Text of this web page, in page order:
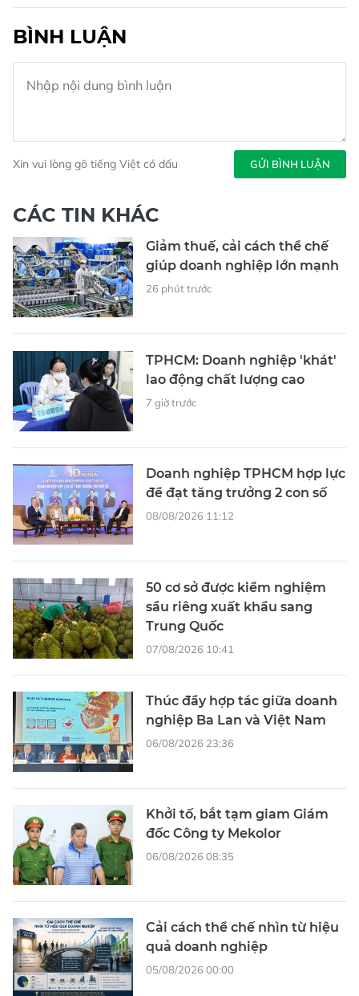
BÌNH LUẬN
Xin vui lòng gõ tiếng Việt có dấu GỬI BÌNH LUẬN
CÁC TIN KHÁC
Giảm thuế, cải cách thể chế
giúp doanh nghiệp lớn mạnh
26 phút trước
TPHCM: Doanh nghiệp 'khát'
lao động chất lượng cao
7 giờ trước
Doanh nghiệp TPHCM hợp lực
để đạt tăng trưởng 2 con số
08/08/2026 11:12
50 cơ sở được kiểm nghiệm
sầu riêng xuất khẩu sang
Trung Quốc
07/08/2026 10:41
Thúc đẩy hợp tác giữa doanh
nghiệp Ba Lan và Việt Nam
06/08/2026 23:36
Khởi tố, bắt tạm giam Giám
đốc Công ty Mekolor
06/08/2026 08:35
Cải cách thể chế nhìn từ hiệu
quả doanh nghiệp
05/08/2026 00:00